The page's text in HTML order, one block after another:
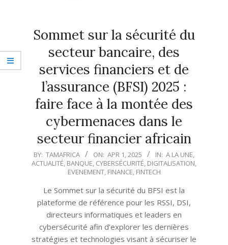
Sommet sur la sécurité du
secteur bancaire, des
services financiers et de
l’assurance (BFSI) 2025 :
faire face à la montée des
cybermenaces dans le
secteur financier africain
2025-
04-
BY: TAMAFRICA ON: APR 1, 2025 IN: A LA UNE,
ACTUALITÉ, BANQUE, CYBERSÉCURITÉ, DIGITALISATION,
EVENEMENT, FINANCE, FINTECH
Le Sommet sur la sécurité du BFSI est la
plateforme de référence pour les RSSI, DSI,
directeurs informatiques et leaders en
cybersécurité afin d’explorer les dernières
stratégies et technologies visant à sécuriser le